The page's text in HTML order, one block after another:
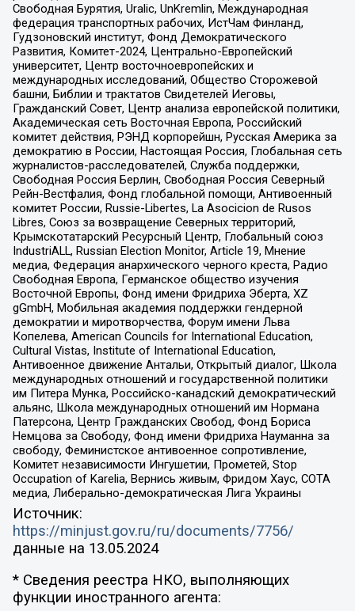
Свободная Бурятия, Uralic, UnKremlin, Международная
федерация транспортных рабочих, ИстЧам Финланд,
Гудзоновский институт, Фонд Демократического
Развития, Комитет-2024, Центрально-Европейский
университет, Центр восточноевропейских и
международных исследований, Общество Сторожевой
башни, Библии и трактатов Свидетелей Иеговы,
Гражданский Совет, Центр анализа европейской политики,
Академическая сеть Восточная Европа, Российский
комитет действия, РЭНД корпорейшн, Русская Америка за
демократию в России, Настоящая Россия, Глобальная сеть
журналистов-расследователей, Служба поддержки,
Свободная Россия Берлин, Свободная Россия Северный
Рейн-Вестфалия, Фонд глобальной помощи, Антивоенный
комитет России, Russie-Libertes, La Asocicion de Rusos
Libres, Союз за возвращение Северных территорий,
Крымскотатарский Ресурсный Центр, Глобальный союз
IndustriALL, Russian Election Monitor, Article 19, Мнение
медиа, Федерация анархического черного креста, Радио
Свободная Европа, Германское общество изучения
Восточной Европы, Фонд имени Фридриха Эберта, XZ
gGmbH, Мобильная академия поддержки гендерной
демократии и миротворчества, Форум имени Льва
Копелева, American Councils for International Education,
Cultural Vistas, Institute of International Education,
Антивоенное движение Антальи, Открытый диалог, Школа
международных отношений и государственной политики
им Питера Мунка, Российско-канадский демократический
альянс, Школа международных отношений им Нормана
Патерсона, Центр Гражданских Свобод, Фонд Бориса
Немцова за Свободу, Фонд имени Фридриха Науманна за
свободу, Феминистское антивоенное сопротивление,
Комитет независимости Ингушетии, Прометей, Stop
Occupation of Karelia, Вернись живым, Фридом Хаус, СОТА
медиа, Либерально-демократическая Лига Украины
Источник:
https://minjust.gov.ru/ru/documents/7756/
данные на 13.05.2024
* Сведения реестра НКО, выполняющих
функции иностранного агента: